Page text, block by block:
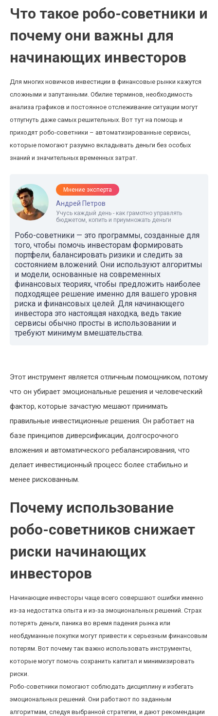
Что такое робо-советники и
почему они важны для
начинающих инвесторов
Для многих новичков инвестиции в финансовые рынки кажутся
сложными и запутанными. Обилие терминов, необходимость
анализа графиков и постоянное отслеживание ситуации могут
отпугнуть даже самых решительных. Вот тут на помощь и
приходят робо-советники – автоматизированные сервисы,
которые помогают разумно вкладывать деньги без особых
знаний и значительных временных затрат.
Мнение эксперта
Андрей Петров
Учусь каждый день - как грамотно управлять
бюджетом, копить и приумножать деньги
Робо-советники — это программы, созданные для
того, чтобы помочь инвесторам формировать
портфели, балансировать ризики и следить за
состоянием вложений. Они используют алгоритмы
и модели, основанные на современных
финансовых теориях, чтобы предложить наиболее
подходящее решение именно для вашего уровня
риска и финансовых целей. Для начинающего
инвестора это настоящая находка, ведь такие
сервисы обычно просты в использовании и
требуют минимум вмешательства.
Этот инструмент является отличным помощником, потому
что он убирает эмоциональные решения и человеческий
фактор, которые зачастую мешают принимать
правильные инвестиционные решения. Он работает на
базе принципов диверсификации, долгосрочного
вложения и автоматического ребалансирования, что
делает инвестиционный процесс более стабильно и
менее рискованным.
Почему использование
робо-советников снижает
риски начинающих
инвесторов
Начинающие инвесторы чаще всего совершают ошибки именно
из-за недостатка опыта и из-за эмоциональных решений. Страх
потерять деньги, паника во время падения рынка или
необдуманные покупки могут привести к серьезным финансовым
потерям. Вот почему так важно использовать инструменты,
которые могут помочь сохранить капитал и минимизировать
риски.
Робо-советники помогают соблюдать дисциплину и избегать
эмоциональных решений. Они работают по заданным
алгоритмам, следуя выбранной стратегии, и дают рекомендации